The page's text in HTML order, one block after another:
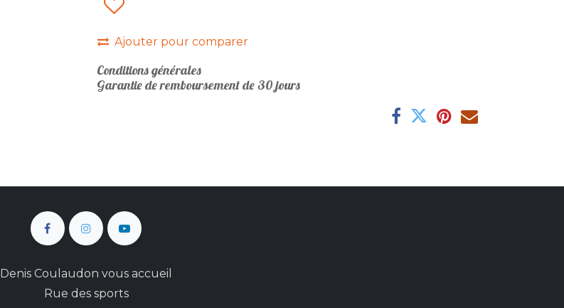
Ajouter pour comparer
Conditions générales
Garantie de remboursement de 30 jours
Denis Coulaudon vous accueil
Rue des sports